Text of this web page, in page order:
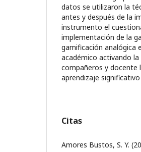
datos se utilizaron la
antes y después de la
instrumento el
implementación de la
gamificación analógica
académico activando
compañeros y docente
aprendizaje
Citas
Amores Bustos, S. Y.